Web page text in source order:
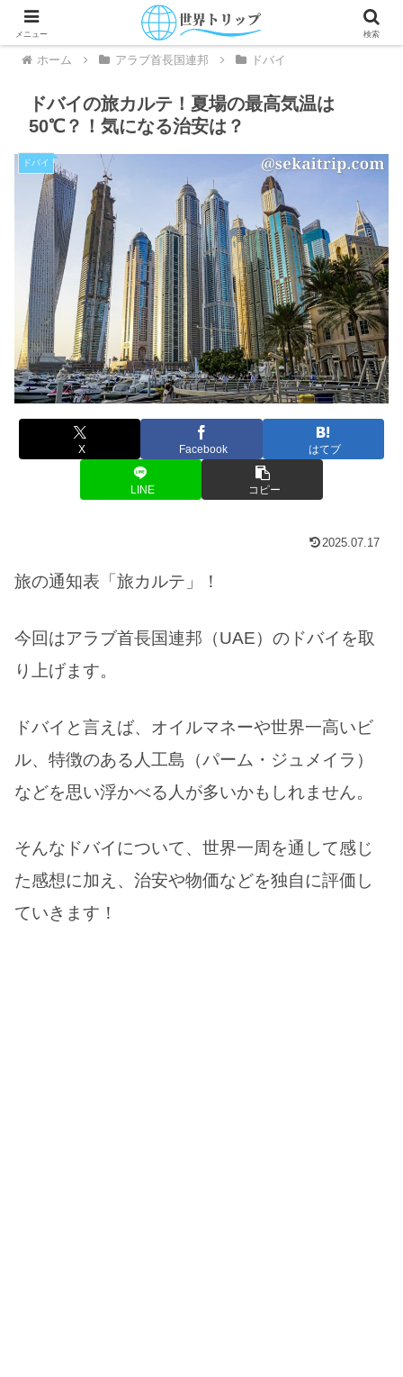
ホーム アラブ首長国連邦 ドバイ
ドバイの旅カルテ！夏場の最高気温は
50℃？！気になる治安は？
ドバイ
X Facebook はてブ
LINE コピー
2025.07.17
旅の通知表「旅カルテ」！
今回はアラブ首長国連邦（UAE）のドバイを取
り上げます。
ドバイと言えば、オイルマネーや世界一高いビ
ル、特徴のある人工島（パーム・ジュメイラ）
などを思い浮かべる人が多いかもしれません。
そんなドバイについて、世界一周を通して感じ
た感想に加え、治安や物価などを独自に評価し
ていきます！
メニュー 検索